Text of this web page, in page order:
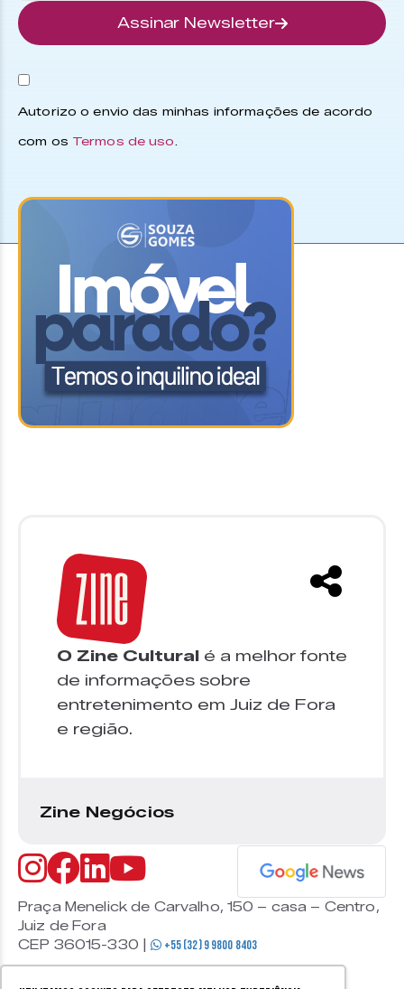
Assinar Newsletter
Autorizo o envio das minhas informações de acordo
com os Termos de uso.
O Zine Cultural é a melhor fonte
de informações sobre
entretenimento em Juiz de Fora
e região.
Zine Negócios
Praça Menelick de Carvalho, 150 – casa – Centro,
Juiz de Fora
CEP 36015-330 |
+55 (32) 9 9800 8403